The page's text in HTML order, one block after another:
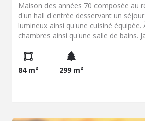
Maison des années 70 composée au
d'un hall d'entrée desservant un
lumineux ainsi qu'une cuisiné équipée.
chambres ainsi qu'une salle de bains.
Pompe à chaleur air/eau, panneaux
l'avant et à l'arrière, double vitrage
dans une résidence calme, proche du
84 m² 299 m²